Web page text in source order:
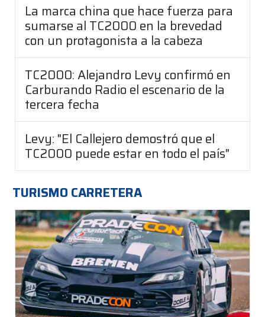
La marca china que hace fuerza para
sumarse al TC2000 en la brevedad
con un protagonista a la cabeza
TC2000: Alejandro Levy confirmó en
Carburando Radio el escenario de la
tercera fecha
Levy: "El Callejero demostró que el
TC2000 puede estar en todo el país"
TURISMO CARRETERA